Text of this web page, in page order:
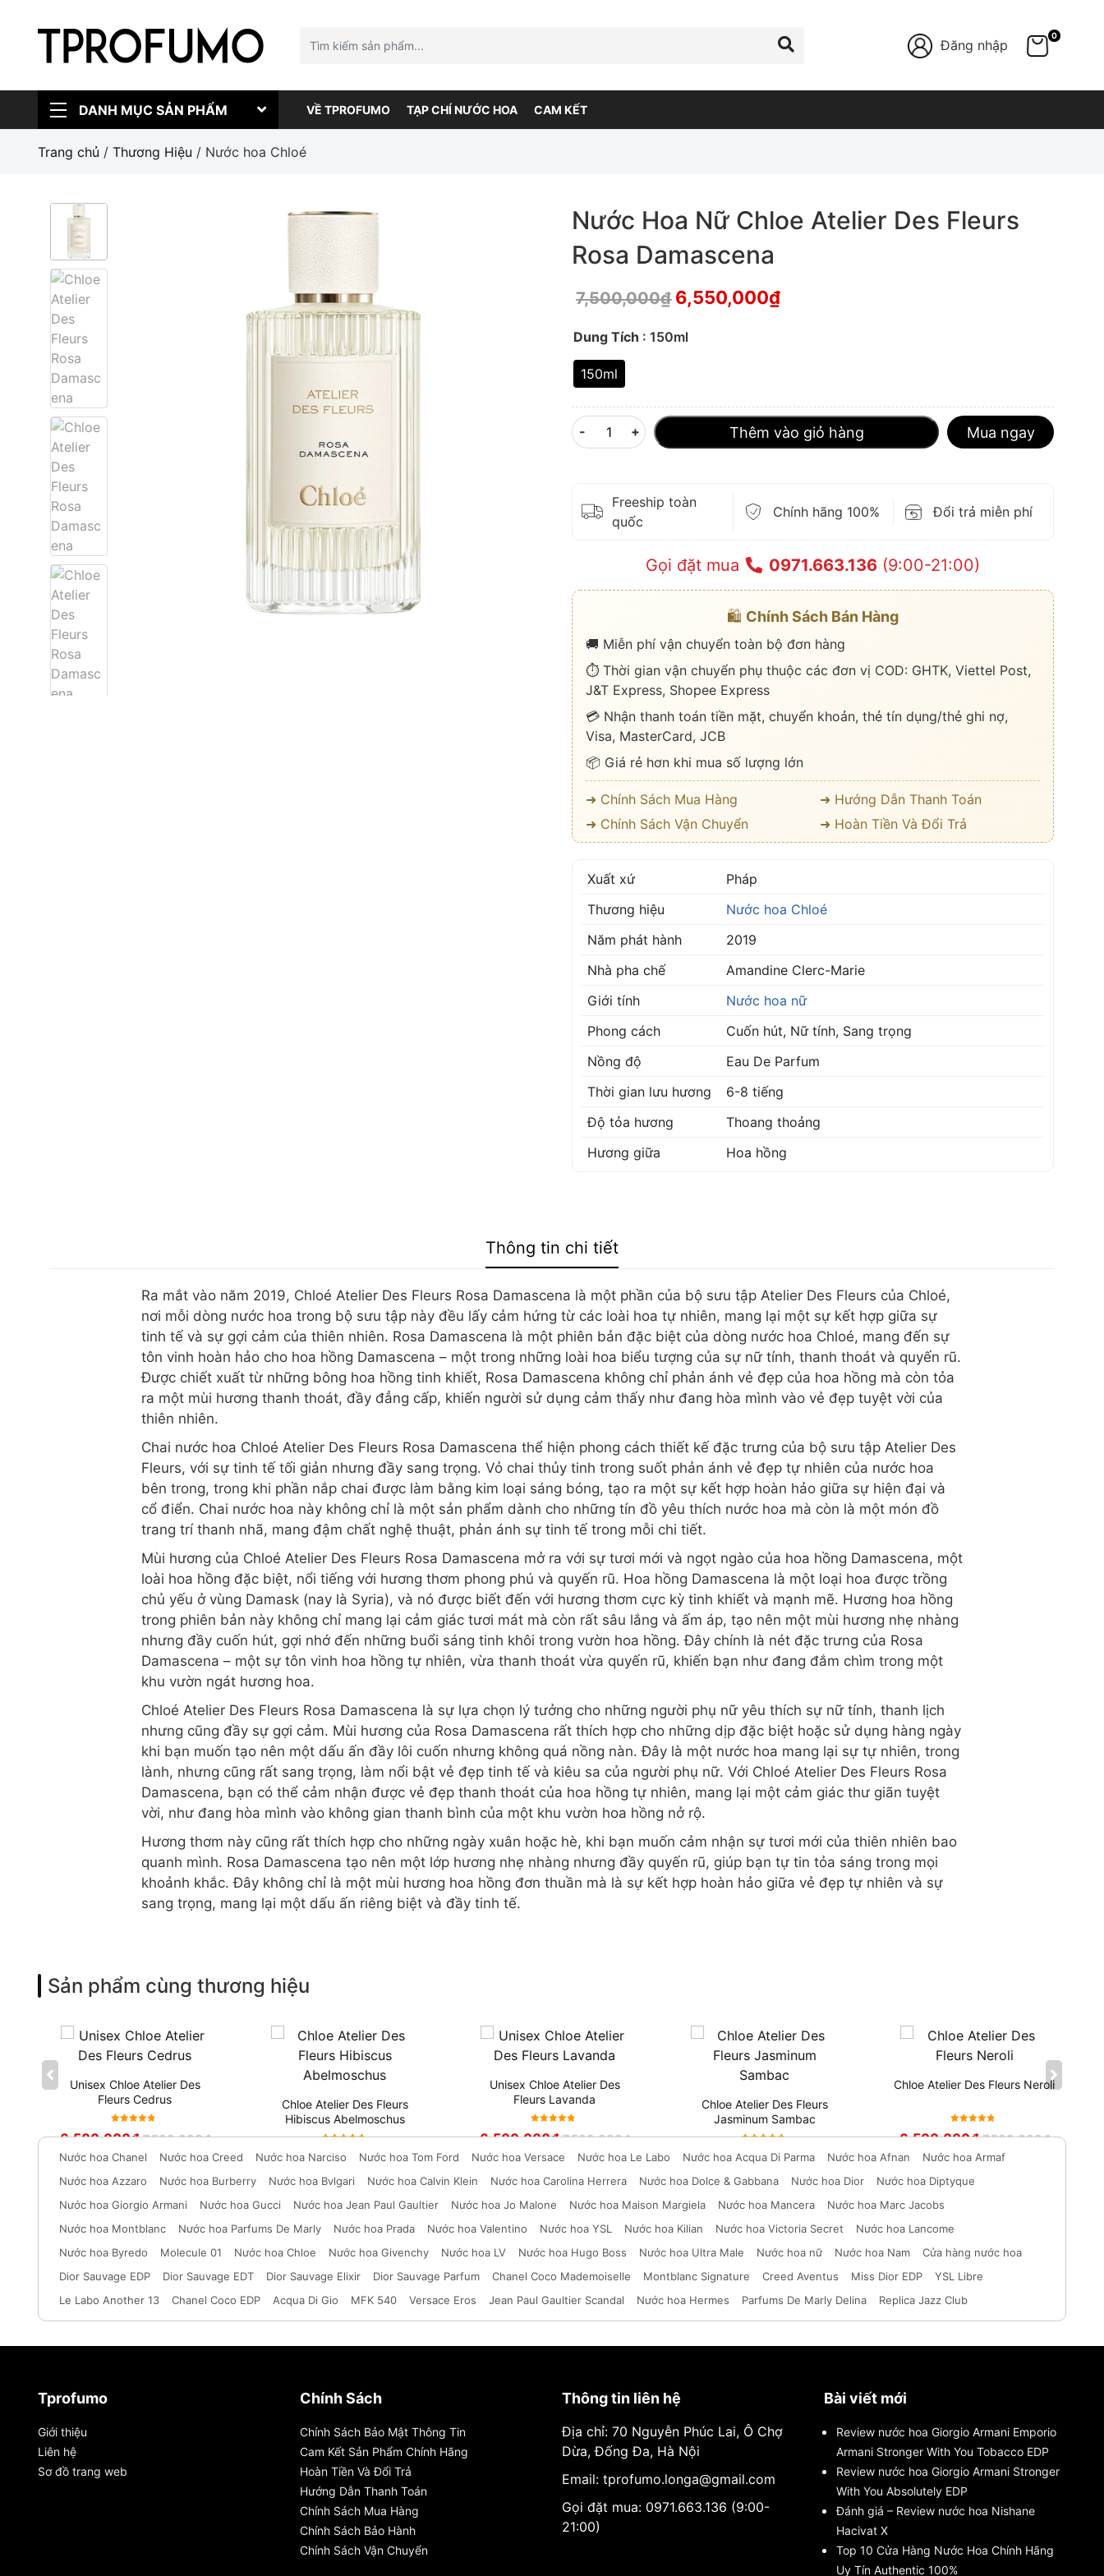
Đăng nhập
0
DANH MỤC SẢN PHẨM VỀ TPROFUMO TẠP CHÍ NƯỚC HOA CAM KẾT
Trang chủ / Thương Hiệu / Nước hoa Chloé
Nước Hoa Nữ Chloe Atelier Des Fleurs
Rosa Damascena
7,500,000₫ 6,550,000₫
Dung Tích : 150ml
150ml
- + Thêm vào giỏ hàng Mua ngay
Freeship toàn
quốc
Chính hãng 100% Đổi trả miễn phí
Gọi đặt mua 0971.663.136 (9:00-21:00)
🛍️ Chính Sách Bán Hàng
🚚 Miễn phí vận chuyển toàn bộ đơn hàng
⏱️ Thời gian vận chuyển phụ thuộc các đơn vị COD: GHTK, Viettel Post,
J&T Express, Shopee Express
💳 Nhận thanh toán tiền mặt, chuyển khoản, thẻ tín dụng/thẻ ghi nợ,
Visa, MasterCard, JCB
📦 Giá rẻ hơn khi mua số lượng lớn
➜ Chính Sách Mua Hàng
➜ Hướng Dẫn Thanh Toán
➜ Chính Sách Vận Chuyển
➜ Hoàn Tiền Và Đổi Trả
Xuất xứ
Pháp
Thương hiệu
Nước hoa Chloé
Năm phát hành
2019
Nhà pha chế
Amandine Clerc-Marie
Giới tính
Nước hoa nữ
Phong cách
Cuốn hút, Nữ tính, Sang trọng
Nồng độ
Eau De Parfum
Thời gian lưu hương
6-8 tiếng
Độ tỏa hương
Thoang thoảng
Hương giữa
Hoa hồng
Thông tin chi tiết
Ra mắt vào năm 2019, Chloé Atelier Des Fleurs Rosa Damascena là một phần của bộ sưu tập Atelier Des Fleurs của Chloé,
nơi mỗi dòng nước hoa trong bộ sưu tập này đều lấy cảm hứng từ các loài hoa tự nhiên, mang lại một sự kết hợp giữa sự
tinh tế và sự gợi cảm của thiên nhiên. Rosa Damascena là một phiên bản đặc biệt của dòng nước hoa Chloé, mang đến sự
tôn vinh hoàn hảo cho hoa hồng Damascena – một trong những loài hoa biểu tượng của sự nữ tính, thanh thoát và quyến rũ.
Được chiết xuất từ những bông hoa hồng tinh khiết, Rosa Damascena không chỉ phản ánh vẻ đẹp của hoa hồng mà còn tỏa
ra một mùi hương thanh thoát, đầy đẳng cấp, khiến người sử dụng cảm thấy như đang hòa mình vào vẻ đẹp tuyệt vời của
thiên nhiên.
Chai nước hoa Chloé Atelier Des Fleurs Rosa Damascena thể hiện phong cách thiết kế đặc trưng của bộ sưu tập Atelier Des
Fleurs, với sự tinh tế tối giản nhưng đầy sang trọng. Vỏ chai thủy tinh trong suốt phản ánh vẻ đẹp tự nhiên của nước hoa
bên trong, trong khi phần nắp chai được làm bằng kim loại sáng bóng, tạo ra một sự kết hợp hoàn hảo giữa sự hiện đại và
cổ điển. Chai nước hoa này không chỉ là một sản phẩm dành cho những tín đồ yêu thích nước hoa mà còn là một món đồ
trang trí thanh nhã, mang đậm chất nghệ thuật, phản ánh sự tinh tế trong mỗi chi tiết.
Mùi hương của Chloé Atelier Des Fleurs Rosa Damascena mở ra với sự tươi mới và ngọt ngào của hoa hồng Damascena, một
loài hoa hồng đặc biệt, nổi tiếng với hương thơm phong phú và quyến rũ. Hoa hồng Damascena là một loại hoa được trồng
chủ yếu ở vùng Damask (nay là Syria), và nó được biết đến với hương thơm cực kỳ tinh khiết và mạnh mẽ. Hương hoa hồng
trong phiên bản này không chỉ mang lại cảm giác tươi mát mà còn rất sâu lắng và ấm áp, tạo nên một mùi hương nhẹ nhàng
nhưng đầy cuốn hút, gợi nhớ đến những buổi sáng tinh khôi trong vườn hoa hồng. Đây chính là nét đặc trưng của Rosa
Damascena – một sự tôn vinh hoa hồng tự nhiên, vừa thanh thoát vừa quyến rũ, khiến bạn như đang đắm chìm trong một
khu vườn ngát hương hoa.
Chloé Atelier Des Fleurs Rosa Damascena là sự lựa chọn lý tưởng cho những người phụ nữ yêu thích sự nữ tính, thanh lịch
nhưng cũng đầy sự gợi cảm. Mùi hương của Rosa Damascena rất thích hợp cho những dịp đặc biệt hoặc sử dụng hàng ngày
khi bạn muốn tạo nên một dấu ấn đầy lôi cuốn nhưng không quá nồng nàn. Đây là một nước hoa mang lại sự tự nhiên, trong
lành, nhưng cũng rất sang trọng, làm nổi bật vẻ đẹp tinh tế và kiêu sa của người phụ nữ. Với Chloé Atelier Des Fleurs Rosa
Damascena, bạn có thể cảm nhận được vẻ đẹp thanh thoát của hoa hồng tự nhiên, mang lại một cảm giác thư giãn tuyệt
vời, như đang hòa mình vào không gian thanh bình của một khu vườn hoa hồng nở rộ.
Hương thơm này cũng rất thích hợp cho những ngày xuân hoặc hè, khi bạn muốn cảm nhận sự tươi mới của thiên nhiên bao
quanh mình. Rosa Damascena tạo nên một lớp hương nhẹ nhàng nhưng đầy quyến rũ, giúp bạn tự tin tỏa sáng trong mọi
khoảnh khắc. Đây không chỉ là một mùi hương hoa hồng đơn thuần mà là sự kết hợp hoàn hảo giữa vẻ đẹp tự nhiên và sự
sang trọng, mang lại một dấu ấn riêng biệt và đầy tinh tế.
Sản phẩm cùng thương hiệu
Unisex Chloe Atelier Des
Fleurs Cedrus
sao
7,500,000₫
6,500,000₫
Chloe Atelier Des Fleurs
Hibiscus Abelmoschus
hạng
sao
7,500,000 ₫
6,500,000₫
Unisex Chloe Atelier Des
Fleurs Lavanda
sao
7,500,000₫
6,500,000₫
Chloe Atelier Des Fleurs
Jasminum Sambac
hạng 5
sao
7,500,000₫
6,500,000₫
Chloe Atelier Des Fleurs Neroli
sao
7,500,000₫
6,500,000₫
Nước hoa Chanel Nước hoa Creed Nước hoa Narciso Nước hoa Tom Ford Nước hoa Versace Nước hoa Le Labo Nước hoa Acqua Di Parma Nước hoa Afnan
Nước hoa Armaf
Nước hoa Azzaro
Nước hoa Burberry Nước hoa Bvlgari Nước hoa Calvin Klein Nước hoa Carolina Herrera Nước hoa Dolce & Gabbana Nước hoa Dior
Nước hoa Diptyque
Nước hoa Giorgio Armani
Nước hoa Gucci Nước hoa Jean Paul Gaultier Nước hoa Jo Malone Nước hoa Maison Margiela Nước hoa Mancera
Nước hoa Marc Jacobs
Nước hoa Montblanc
Nước hoa Parfums De Marly Nước hoa Prada Nước hoa Valentino Nước hoa YSL Nước hoa Kilian Nước hoa Victoria Secret
Nước hoa Lancome
Nước hoa Byredo
Molecule 01 Nước hoa Chloe Nước hoa Givenchy Nước hoa LV Nước hoa Hugo Boss Nước hoa Ultra Male Nước hoa nữ Nước hoa Nam
Cửa hàng nước hoa
Dior Sauvage EDP
Dior Sauvage EDT Dior Sauvage Elixir Dior Sauvage Parfum Chanel Coco Mademoiselle Montblanc Signature Creed Aventus Miss Dior EDP
YSL Libre
Le Labo Another 13
Chanel Coco EDP Acqua Di Gio MFK 540 Versace Eros Jean Paul Gaultier Scandal Nước hoa Hermes Parfums De Marly Delina Replica Jazz Club
Tprofumo
Giới thiệu
Liên hệ
Sơ đồ trang web
Chính Sách
Chính Sách Bảo Mật Thông Tin
Cam Kết Sản Phẩm Chính Hãng
Hoàn Tiền Và Đổi Trả
Hướng Dẫn Thanh Toán
Chính Sách Mua Hàng
Chính Sách Bảo Hành
Chính Sách Vận Chuyển
Thông tin liên hệ
Địa chỉ: 70 Nguyễn Phúc Lai, Ô Chợ
Dừa, Đống Đa, Hà Nội
Email: tprofumo.longa@gmail.com
Gọi đặt mua: 0971.663.136 (9:00-
21:00)
Bài viết mới
Review nước hoa Giorgio Armani Emporio
Armani Stronger With You Tobacco EDP
Review nước hoa Giorgio Armani Stronger
With You Absolutely EDP
Đánh giá – Review nước hoa Nishane
Hacivat X
Top 10 Cửa Hàng Nước Hoa Chính Hãng
Uy Tín Authentic 100%